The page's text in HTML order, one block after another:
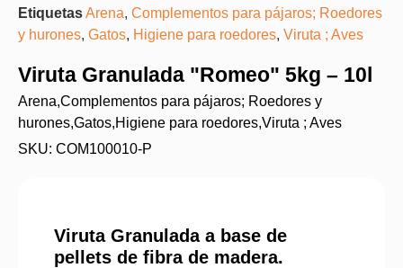
EtiquetasArena, Complementos para pájaros; Roedores
y hurones, Gatos, Higiene para roedores, Viruta ; Aves
Viruta Granulada "Romeo" 5kg – 10l
Arena,Complementos para pájaros; Roedores y
hurones,Gatos,Higiene para roedores,Viruta ; Aves
SKU: COM100010-P
Viruta Granulada a base de
pellets de fibra de madera.